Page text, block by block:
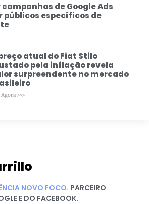
de Google Ads
públicos específicos de
atual do Fiat Stilo
pela inflação revela
surpreendente no mercado
Agora >>>
NOVO FOCO. PARCEIRO
E DO FACEBOOK.